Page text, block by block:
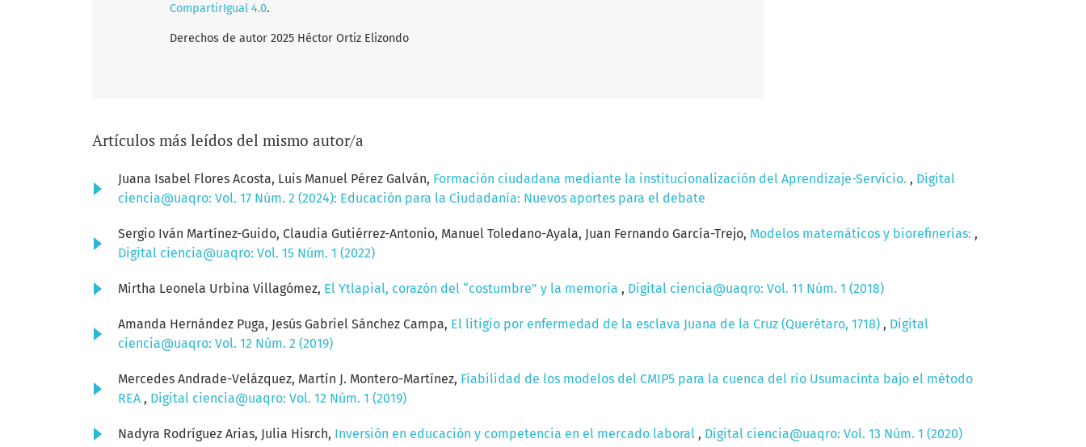
CompartirIgual 4.0.
Derechos de autor 2025 Héctor Ortiz Elizondo
Artículos más leídos del mismo autor/a
Juana Isabel Flores Acosta, Luis Manuel Pérez Galván, Formación ciudadana mediante la institucionalización del Aprendizaje-Servicio. , Digital
ciencia@uaqro: Vol. 17 Núm. 2 (2024): Educación para la Ciudadanía: Nuevos aportes para el debate
Sergio Iván Martínez-Guido, Claudia Gutiérrez-Antonio, Manuel Toledano-Ayala, Juan Fernando García-Trejo, Modelos matemáticos y biorefinerías: ,
Digital ciencia@uaqro: Vol. 15 Núm. 1 (2022)
Mirtha Leonela Urbina Villagómez, El Ytlapial, corazón del “costumbre” y la memoria , Digital ciencia@uaqro: Vol. 11 Núm. 1 (2018)
Amanda Hernández Puga, Jesús Gabriel Sánchez Campa, El litigio por enfermedad de la esclava Juana de la Cruz (Querétaro, 1718) , Digital
ciencia@uaqro: Vol. 12 Núm. 2 (2019)
Mercedes Andrade-Velázquez, Martín J. Montero-Martínez, Fiabilidad de los modelos del CMIP5 para la cuenca del río Usumacinta bajo el método
REA , Digital ciencia@uaqro: Vol. 12 Núm. 1 (2019)
Nadyra Rodríguez Arias, Julia Hisrch, Inversión en educación y competencia en el mercado laboral , Digital ciencia@uaqro: Vol. 13 Núm. 1 (2020)